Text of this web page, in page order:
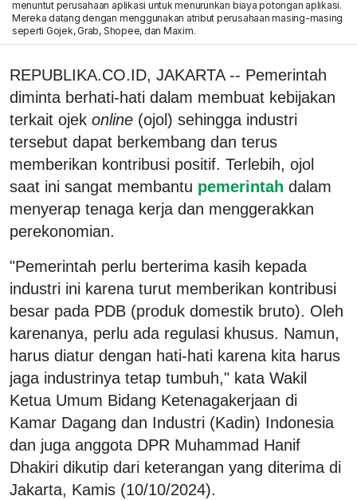
menuntut perusahaan aplikasi untuk menurunkan biaya potongan aplikasi.
Mereka datang dengan menggunakan atribut perusahaan masing-masing
seperti Gojek, Grab, Shopee, dan Maxim.
REPUBLIKA.CO.ID, JAKARTA -- Pemerintah
diminta berhati-hati dalam membuat kebijakan
terkait ojek online (ojol) sehingga industri
tersebut dapat berkembang dan terus
memberikan kontribusi positif. Terlebih, ojol
saat ini sangat membantu pemerintah dalam
menyerap tenaga kerja dan menggerakkan
perekonomian.
"Pemerintah perlu berterima kasih kepada
industri ini karena turut memberikan kontribusi
besar pada PDB (produk domestik bruto). Oleh
karenanya, perlu ada regulasi khusus. Namun,
harus diatur dengan hati-hati karena kita harus
jaga industrinya tetap tumbuh," kata Wakil
Ketua Umum Bidang Ketenagakerjaan di
Kamar Dagang dan Industri (Kadin) Indonesia
dan juga anggota DPR Muhammad Hanif
Dhakiri dikutip dari keterangan yang diterima di
Jakarta, Kamis (10/10/2024).